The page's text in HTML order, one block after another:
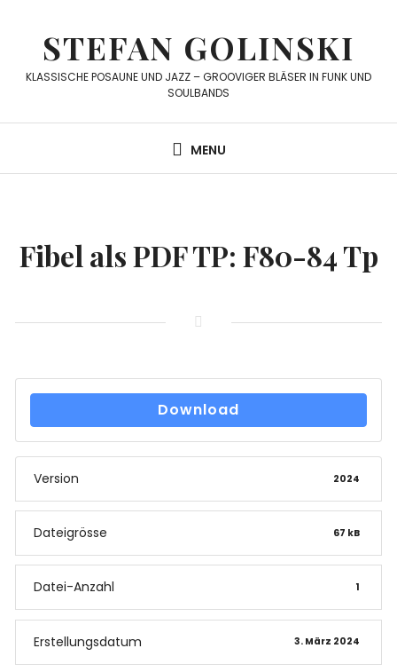
contentSTEFAN GOLINSKI
KLASSISCHE POSAUNE UND JAZZ – GROOVIGER BLÄSER IN FUNK UND
SOULBANDS
MENU
Fibel als PDF TP: F80-84 Tp
Download
Version 2024
Dateigrösse 67 kB
Datei-Anzahl 1
Erstellungsdatum 3. März 2024